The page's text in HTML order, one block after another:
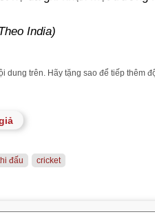
India)
dung trên. Hãy tặng sao để tiếp thêm
đấu cricket